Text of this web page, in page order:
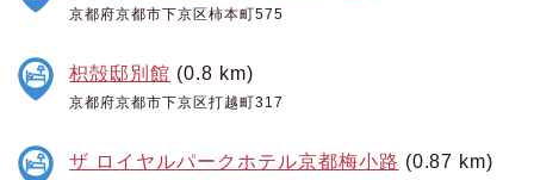
京都府京都市下京区柿本町575
枳殻邸別館 (0.8 km)
京都府京都市下京区打越町317
ザ ロイヤルパークホテル京都梅小路 (0.87 km)